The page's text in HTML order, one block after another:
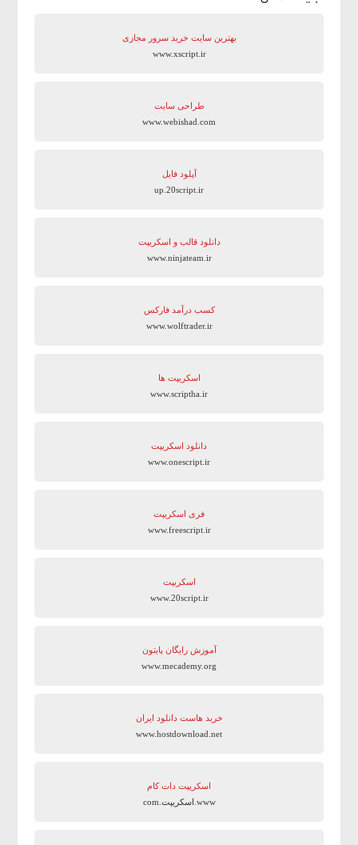
بهترین سایت‌ خرید سرور مجازی
www.xscript.ir
طراحی سایت
www.webishad.com
آپلود فایل
up.20script.ir
دانلود قالب و اسکریپت
www.ninjateam.ir
کسب درآمد فارکس
www.wolftrader.ir
اسکریپت ها
www.scriptha.ir
دانلود اسکریپت
www.onescript.ir
فری اسکریپت
www.freescript.ir
اسکریپت
www.20script.ir
آموزش رایگان پایتون
www.mecademy.org
خرید هاست دانلود ایران
www.hostdownload.net
اسکریپت دات کام
www.اسکریپت.com